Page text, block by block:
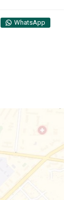
WhatsApp